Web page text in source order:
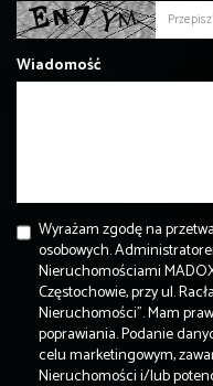
Wiadomość
Wyrażam zgodę na
osobowych.
Nieruchomościami
Częstochowie, przy ul.
Nieruchomości". Mam
poprawiania. Podanie
celu marketingowym,
Nieruchomości i/lub